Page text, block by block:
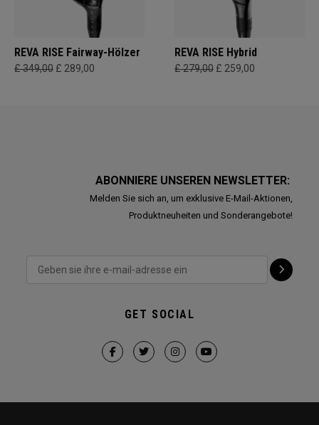
REVA RISE Fairway-Hölzer
£ 349,00 £ 289,00
REVA RISE Hybrid
£ 279,00 £ 259,00
ABONNIERE UNSEREN NEWSLETTER:
Melden Sie sich an, um exklusive E-Mail-Aktionen,
Produktneuheiten und Sonderangebote!
GET SOCIAL